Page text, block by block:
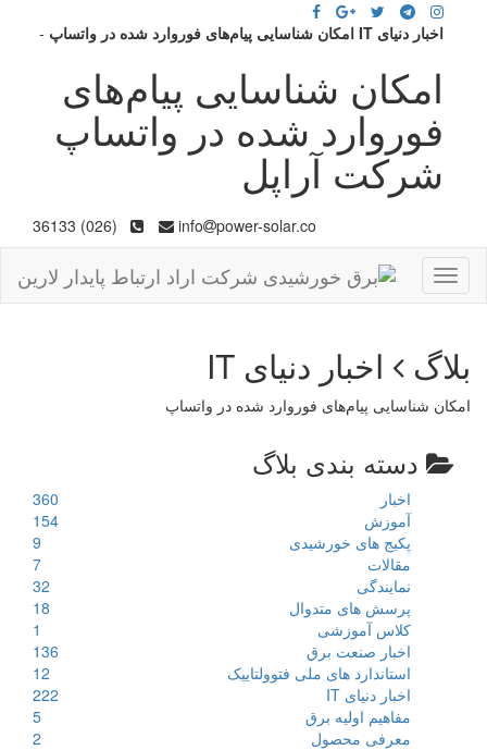
اخبار دنیای IT امکان شناسایی پیام‌های فوروارد شده در واتساپ -
امکان شناسایی پیام‌های
فوروارد شده در واتساپ
شرکت آراپل
info power-solar.co
(026) 36133
Toggle
navigation
بلاگ اخبار دنیای IT
امکان شناسایی پیام‌های فوروارد شده در واتساپ
دسته بندی بلاگ
اخبار
360
آموزش
154
پکیج های خورشیدی
9
مقالات
7
نمایندگی
32
پرسش های متدوال
18
کلاس آموزشی
1
اخبار صنعت برق
136
استاندارد های ملی فتوولتاییک
12
اخبار دنیای IT
222
مفاهیم اولیه برق
5
معرفی محصول
2